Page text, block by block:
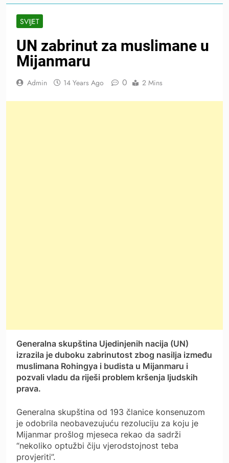
SVIJET
UN zabrinut za muslimane u
Mijanmaru
Admin 14 Years Ago 0 2 Mins
Generalna skupština Ujedinjenih nacija (UN)
izrazila je duboku zabrinutost zbog nasilja između
muslimana Rohingya i budista u Mijanmaru i
pozvali vladu da riješi problem kršenja ljudskih
prava.
Generalna skupština od 193 članice konsenuzom
je odobrila neobavezujuću rezoluciju za koju je
Mijanmar prošlog mjeseca rekao da sadrži
“nekoliko optužbi čiju vjerodstojnost teba
provjeriti”.